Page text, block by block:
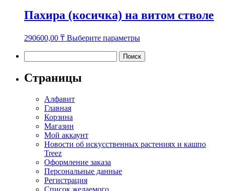
Пахира (косичка) на витом стволе
290600,00 ₸ Выберите параметры
имеет
несколько
Страницы
Алфавит
Главная
Корзина
Магазин
Мой аккаунт
Новости об искусственных растениях и кашпо
Treez
Оформление заказа
Персональные данные
Регистрация